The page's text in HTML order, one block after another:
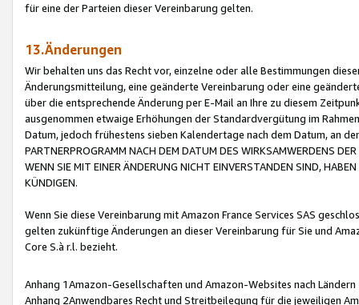
für eine der Parteien dieser Vereinbarung gelten.
13.Änderungen
Wir behalten uns das Recht vor, einzelne oder alle Bestimmungen
Änderungsmitteilung, eine geänderte Vereinbarung oder eine
über die entsprechende Änderung per E-Mail an Ihre zu diesem
ausgenommen etwaige Erhöhungen der Standardvergütung im
Datum, jedoch frühestens sieben Kalendertage nach dem Datum, an
PARTNERPROGRAMM NACH DEM DATUM DES WIRKSAMWERDENS
WENN SIE MIT EINER ÄNDERUNG NICHT EINVERSTANDEN SIND,
KÜNDIGEN.
Wenn Sie diese Vereinbarung mit Amazon France Services SAS
gelten zukünftige Änderungen an dieser Vereinbarung für Sie und
Core S.à r.l. bezieht.
Anhang 1Amazon-Gesellschaften und Amazon-Websites nach Ländern
Anhang 2Anwendbares Recht und Streitbeilegung für die jeweiligen